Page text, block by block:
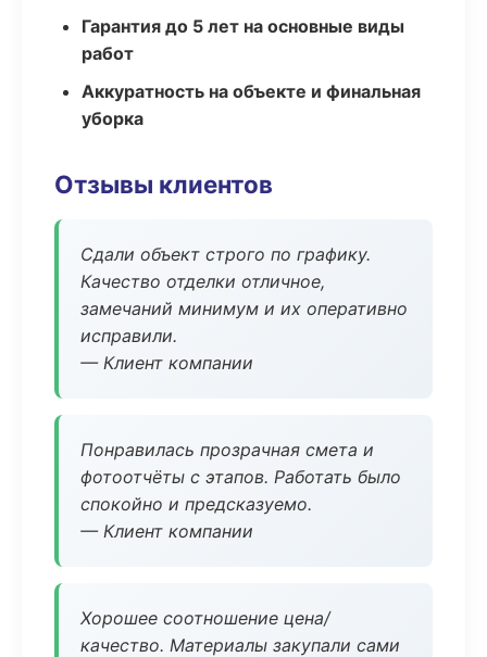
Гарантия до 5 лет на основные виды
работ
Аккуратность на объекте и финальная
уборка
Отзывы клиентов
Сдали объект строго по графику.
Качество отделки отличное,
замечаний минимум и их оперативно
исправили.
— Клиент компании
Понравилась прозрачная смета и
фотоотчёты с этапов. Работать было
спокойно и предсказуемо.
— Клиент компании
Хорошее соотношение цена/
качество. Материалы закупали сами